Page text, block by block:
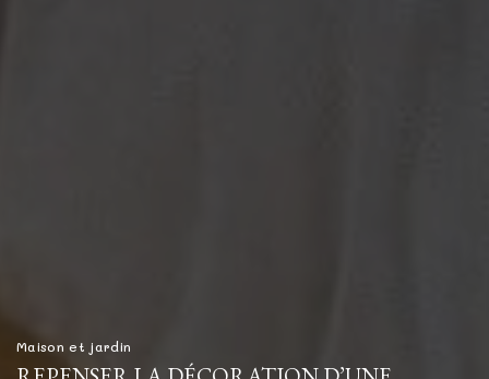
Maison et jardin